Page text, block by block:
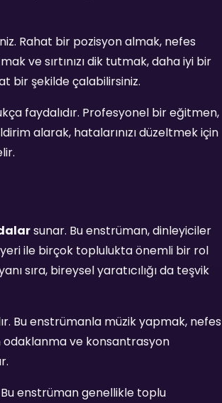
Rahat bir pozisyon almak, nefes
ve sırtınızı dik tutmak, daha iyi bir
bir şekilde çalabilirsiniz.
faydalıdır. Profesyonel bir eğitmen,
alarak, hatalarınızı düzeltmek için
sunar. Bu enstrüman, dinleyiciler
ile birçok toplulukta önemli bir rol
sıra, bireysel yaratıcılığı da teşvik
Bu enstrümanla müzik yapmak, nefes
odaklanma ve konsantrasyon
Bu enstrüman genellikle toplu